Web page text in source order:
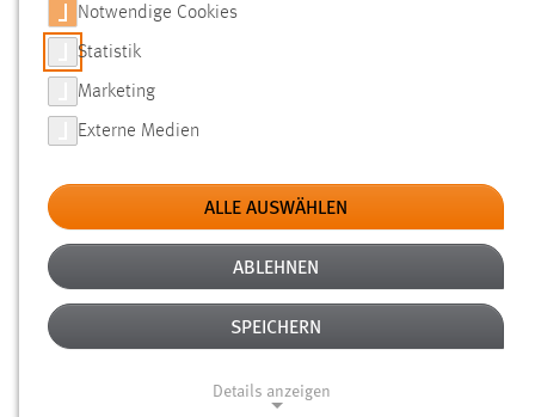
SUCHE
FILTER
Typ
Erstellungsdatum
Alter
Notwendige Cookies
Statistik
Marketing
Externe Medien
ALLE AUSWÄHLEN
ABLEHNEN
SPEICHERN
Details anzeigen